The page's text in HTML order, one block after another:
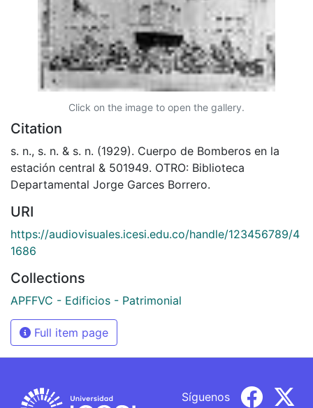
Click on the image to open the gallery.
Citation
s. n., s. n. & s. n. (1929). Cuerpo de Bomberos en la
estación central & 501949. OTRO: Biblioteca
Departamental Jorge Garces Borrero.
URI
https://audiovisuales.icesi.edu.co/handle/123456789/4
1686
Collections
APFFVC - Edificios - Patrimonial
Full item page
Síguenos